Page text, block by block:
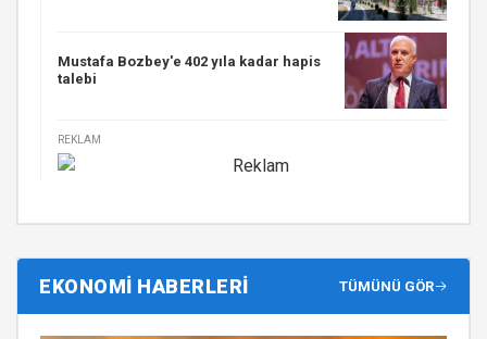
Mustafa Bozbey'e 402 yıla kadar hapis
talebi
REKLAM
EKONOMİ HABERLERİ TÜMÜNÜ GÖR